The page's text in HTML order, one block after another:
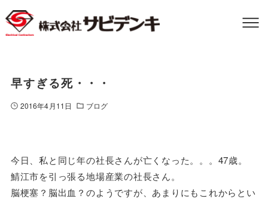
早すぎる死・・・
2016年4月11日 ブログ
今日、私と同じ年の社長さんが亡くなった。。。47歳。
鯖江市を引っ張る地場産業の社長さん。
脳梗塞？脳出血？のようですが、あまりにもこれからとい